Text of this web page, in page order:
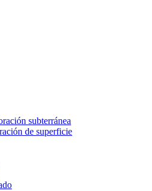
subterránea
de superficie